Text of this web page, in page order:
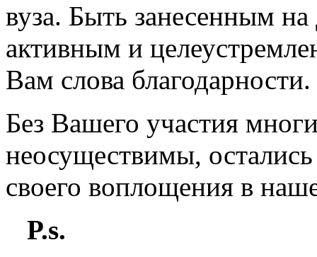
вуза. Быть занесенным
активным и
Вам слова благодарности.
Без Вашего участия
неосуществимы,
своего воплощения в
P.s.